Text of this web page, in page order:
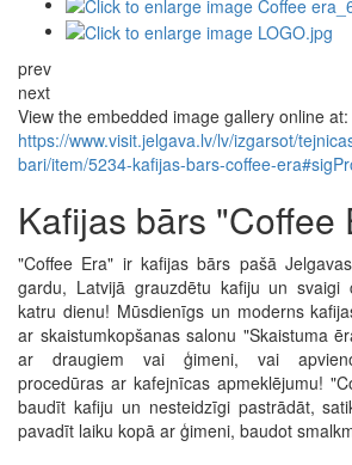
prev
next
View the embedded image gallery online at:
https://www.visit.jelgava.lv/lv/izgarsot/
bari/item/5234-kafijas-bars-coffee-
Kafijas bārs "Coffee
"Coffee Era" ir kafijas bārs pašā
gardu, Latvijā grauzdētu kafiju un svaigi
katru dienu! Mūsdienīgs un moderns
ar skaistumkopšanas salonu "Skaistuma
ar draugiem vai ģimeni, vai apvieno
procedūras ar kafejnīcas apmeklējumu!
baudīt kafiju un nesteidzīgi pastrādāt,
pavadīt laiku kopā ar ģimeni, baudot